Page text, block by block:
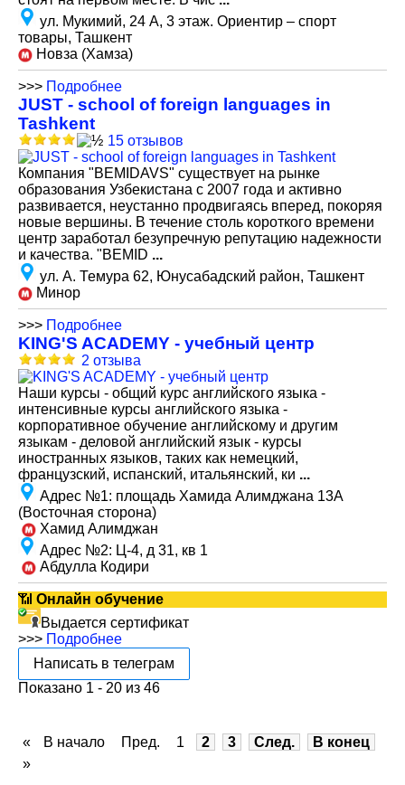
ул. Мукимий, 24 А, 3 этаж. Ориентир – спорт
товары, Ташкент
Новза (Хамза)
>>> Подробнее
JUST - school of foreign languages in
Tashkent
15 отзывов
Компания "BEMIDAVS" существует на рынке
образования Узбекистана c 2007 года и активно
развивается, неустанно продвигаясь вперед, покоряя
новые вершины. В течение столь короткого времени
центр заработал безупречную репутацию надежности
и качества. "BEMID ...
ул. А. Темура 62, Юнусабадский район, Ташкент
Минор
>>> Подробнее
KING'S ACADEMY - учебный центр
2 отзыва
Наши курсы - общий курс английского языка -
интенсивные курсы английского языка -
корпоративное обучение английскому и другим
языкам - деловой английский язык - курсы
иностранных языков, таких как немецкий,
французский, испанский, итальянский, ки ...
Адрес №1: площадь Хамида Алимджана 13А
(Восточная сторона)
Хамид Алимджан
Адрес №2: Ц-4, д 31, кв 1
Абдулла Кодири
📶 Онлайн обучение
Выдается сертификат
>>> Подробнее
Написать в телеграм
Показано 1 - 20 из 46
« В начало Пред. 1 2 3 След.
В конец
»